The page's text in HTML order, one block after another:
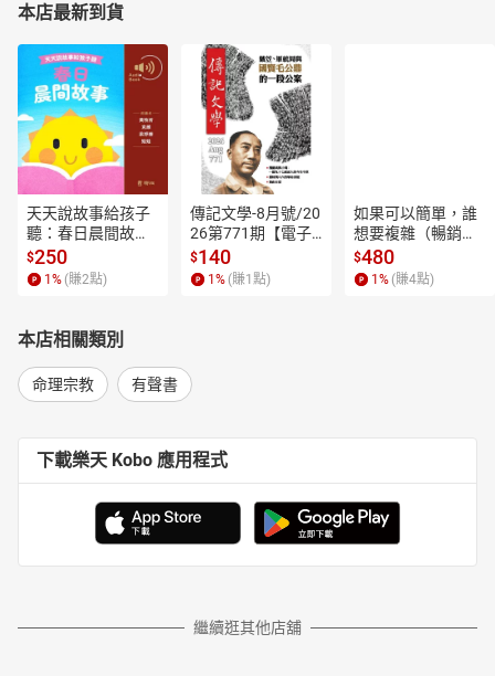
本店最新到貨
天天說故事給孩子
聽：春日晨間故事
【有聲書】
$250
1 % (賺2點)
傳記文學-8月號/20
26第771期【電子
書】
$140
1 % (賺1 點)
如果可以簡單，誰
想要複雜（暢銷經
典新編版）【電子
書】
$480
1 % (賺4點)
本店相關類別
命理宗教 有聲書
下載樂天 Kobo 應用程式
繼續逛其他店舖